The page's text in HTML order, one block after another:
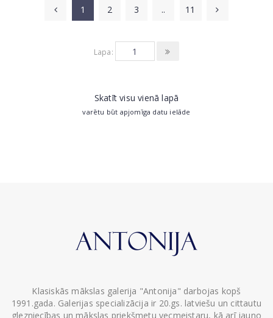
1 2 3 .. 11
Lapa:
Skatīt visu vienā lapā
varētu būt apjomīga datu ielāde
Klasiskās mākslas galerija "Antonija" darbojas kopš
1991.gada. Galerijas specializācija ir 20.gs. latviešu un cittautu
glezniecības un mākslas priekšmetu vecmeistaru, kā arī jauno